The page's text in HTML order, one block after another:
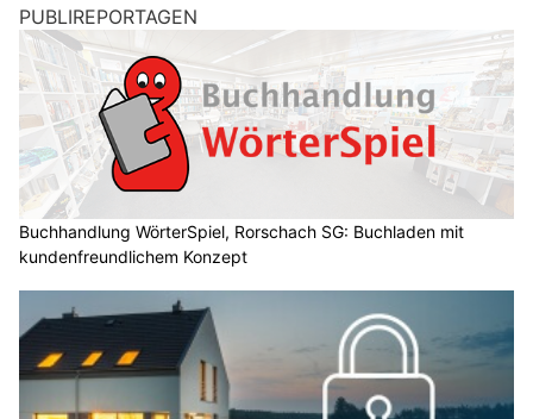
PUBLIREPORTAGEN
Buchhandlung WörterSpiel, Rorschach SG: Buchladen mit
kundenfreundlichem Konzept